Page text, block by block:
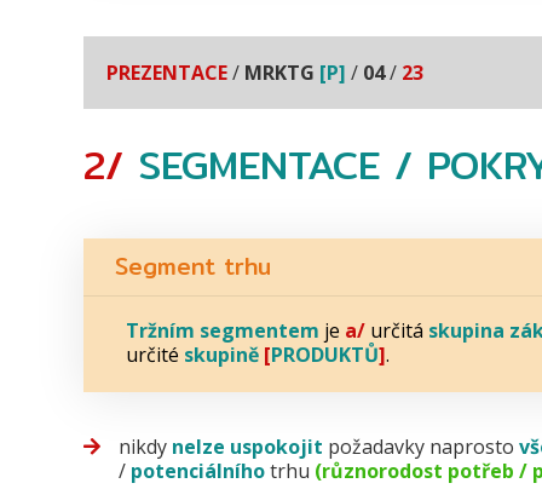
PREZENTACE/ MRKTG [P] / 04/ 23
2/ SEGMENTACE/
Segment trhu
Tržním segmentem je a/ určitá skupina
určité skupině [PRODUKTŮ].
nikdy nelze uspokojit požadavky naprosto
/ potenciálníhotrhu (různorodost potřeb /